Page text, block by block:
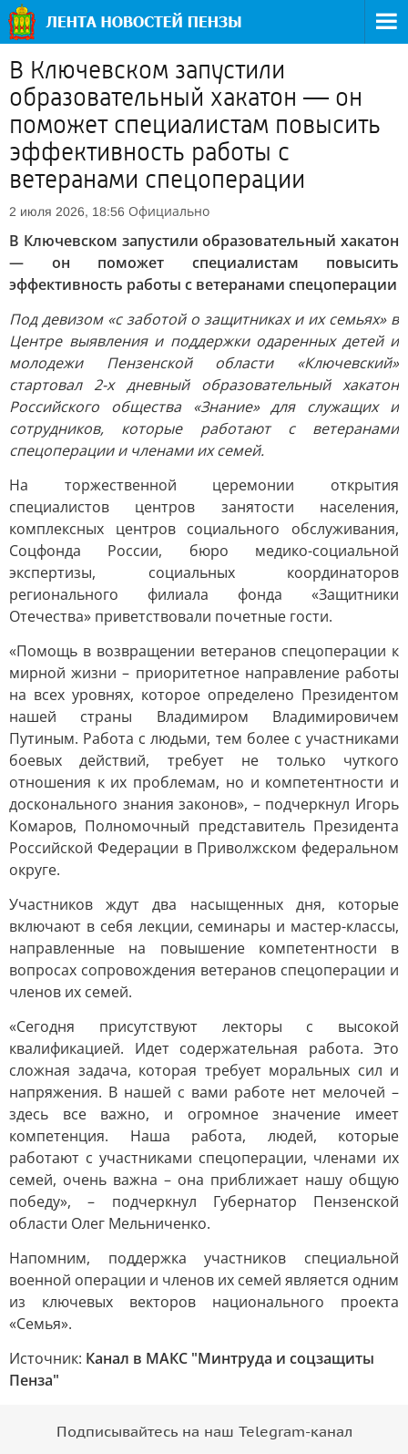
В Ключевском запустили
образовательный хакатон — он
поможет специалистам повысить
эффективность работы с
ветеранами спецоперации
2 июля 2026, 18:56 Официально
В Ключевском запустили образовательный хакатон
— он поможет специалистам повысить
эффективность работы с ветеранами спецоперации
Под девизом «с заботой о защитниках и их семьях» в
Центре выявления и поддержки одаренных детей и
молодежи Пензенской области «Ключевский»
стартовал 2-х дневный образовательный хакатон
Российского общества «Знание» для служащих и
сотрудников, которые работают с ветеранами
спецоперации и членами их семей.
На торжественной церемонии открытия
специалистов центров занятости населения,
комплексных центров социального обслуживания,
Соцфонда России, бюро медико-социальной
экспертизы, социальных координаторов
регионального филиала фонда «Защитники
Отечества» приветствовали почетные гости.
«Помощь в возвращении ветеранов спецоперации к
мирной жизни – приоритетное направление работы
на всех уровнях, которое определено Президентом
нашей страны Владимиром Владимировичем
Путиным. Работа с людьми, тем более с участниками
боевых действий, требует не только чуткого
отношения к их проблемам, но и компетентности и
досконального знания законов», – подчеркнул Игорь
Комаров, Полномочный представитель Президента
Российской Федерации в Приволжском федеральном
округе.
Участников ждут два насыщенных дня, которые
включают в себя лекции, семинары и мастер-классы,
направленные на повышение компетентности в
вопросах сопровождения ветеранов спецоперации и
членов их семей.
«Сегодня присутствуют лекторы с высокой
квалификацией. Идет содержательная работа. Это
сложная задача, которая требует моральных сил и
напряжения. В нашей с вами работе нет мелочей –
здесь все важно, и огромное значение имеет
компетенция. Наша работа, людей, которые
работают с участниками спецоперации, членами их
семей, очень важна – она приближает нашу общую
победу», – подчеркнул Губернатор Пензенской
области Олег Мельниченко.
Напомним, поддержка участников специальной
военной операции и членов их семей является одним
из ключевых векторов национального проекта
«Семья».
Источник: Канал в МАКС "Минтруда и соцзащиты
Пенза"
Подписывайтесь на наш Telegram-канал